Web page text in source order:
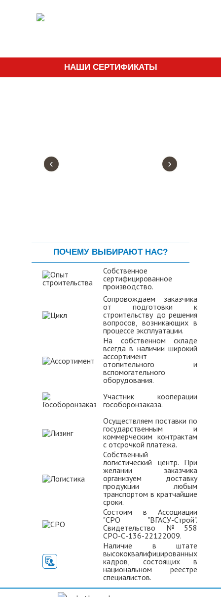
НАШИ СЕРТИФИКАТЫ
‹ ›
ПОЧЕМУ ВЫБИРАЮТ НАС?
Собственное
сертифицированное
производство.
Сопровождаем заказчика
от подготовки к
строительству до решения
вопросов, возникающих в
процессе эксплуатации.
На собственном складе
всегда в наличии широкий
ассортимент
отопительного и
вспомогательного
оборудования.
Участник кооперации
гособоронзаказа.
Осуществляем поставки по
государственным и
коммерческим контрактам
с отсрочкой платежа.
Собственный
логистический центр. При
желании заказчика
организуем доставку
продукции любым
транспортом в кратчайшие
сроки.
Состоим в Ассоциации
"СРО "ВГАСУ-Строй".
Свидетельство №558
СРО-С-136-22122009.
Наличие в штате
высококвалифицированных
кадров, состоящих в
национальном реестре
специалистов.